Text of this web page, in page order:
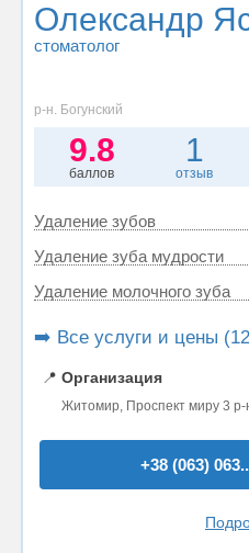
Олександр
стоматолог
р-н. Богунский
9.8
баллов
1
отзыв
Удаление зубов
Удаление зуба мудрости
Удаление молочного зуба
➡️ Все услуги и цены
📍 Организация
Житомир, Проспект миру 3 р-
+38 (063) 063..